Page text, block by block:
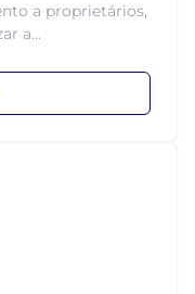
a proprietários,
a...